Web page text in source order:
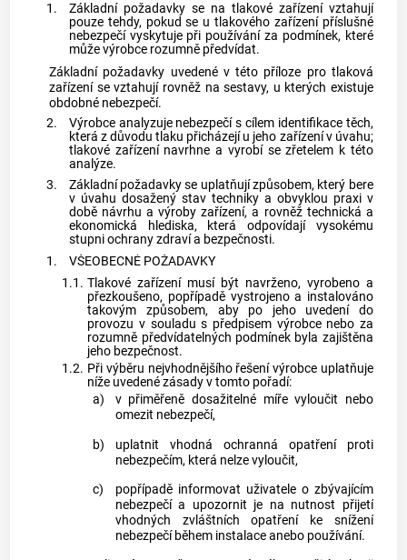
1.
Základní požadavky se na tlakové zařízení vztahují
pouze tehdy, pokud se u tlakového zařízení příslušné
nebezpečí vyskytuje při používání za podmínek, které
můževýrobcerozumně předvídat.
Základní požadavky uvedené v této příloze pro tlaková
zařízení se vztahují rovněž na sestavy, u kterých existuje
obdobné nebezpečí.
2.
Výrobceanalyzuje nebezpečí s cílem identifikace těch,
která z důvodu tlaku přicházejí u jeho zařízení v úvahu;
tlakové zařízení navrhne a vyrobí se zřetelem k této
analýze.
3.
Základní požadavky se uplatňují způsobem, který bere
v úvahu dosažený stav techniky a obvyklou praxi v
době návrhu a výroby zařízení, a rovněž technická a
ekonomická hlediska, která odpovídají vysokému
stupni ochrany zdraví a bezpečnosti.
1.
VŠEOBECNÉ POŽADAVKY
1.1. Tlakové zařízení musí být navrženo, vyrobeno a
přezkoušeno, popřípadě vystrojeno a instalováno
takovým způsobem, aby po jeho uvedení do
provozu v souladu s předpisem výrobcenebo za
rozumně předvídatelných podmínek byla zajištěna
jeho bezpečnost.
1.2. Při výběru nejvhodnějšího řešenívýrobce uplatňuje
níže uvedené zásady v tomto pořadí:
a)
v přiměřeně dosažitelné míře vyloučit nebo
omezit nebezpečí,
b)
uplatnit vhodná ochranná opatření proti
nebezpečím, která nelze vyloučit,
c)
popřípadě informovat uživatele o zbývajícím
nebezpečí a upozornit je na nutnost přijetí
vhodných zvláštních opatření ke snížení
nebezpečí během instalace anebo používání.